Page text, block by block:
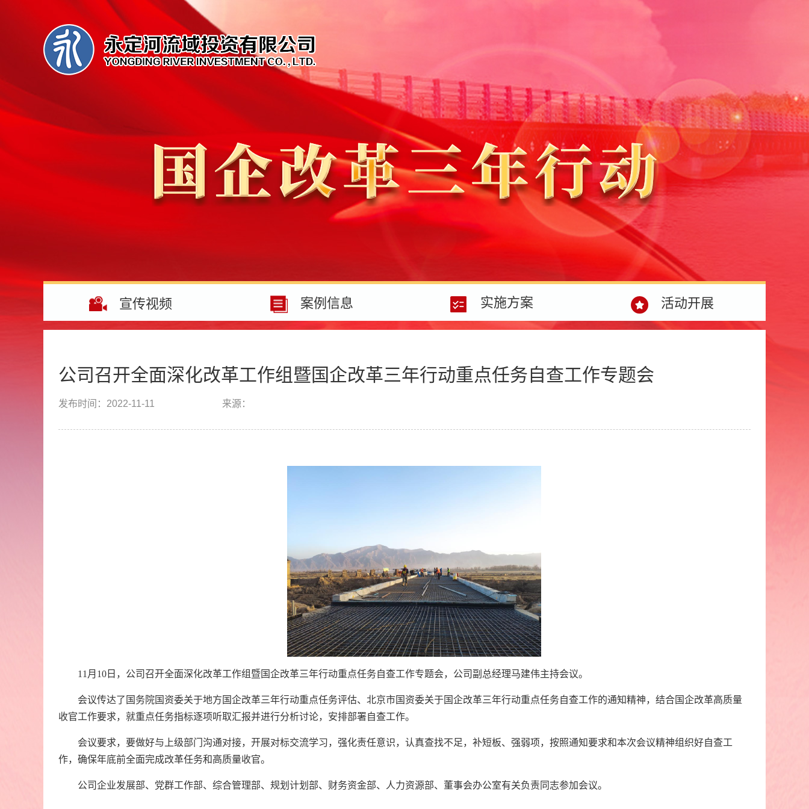
宣传视频 案例信息 实施方案 活动开展
公司召开全面深化改革工作组暨国企改革三年行动重点任务自查工作专题会
发布时间： 2022-11-11 来源：
11月10日，公司召开全面深化改革工作组暨国企改革三年行动重点任务自查工作专题会，公司副总经理马建伟主持会议。
会议传达了国务院国资委关于地方国企改革三年行动重点任务评估、北京市国资委关于国企改革三年行动重点任务自查工作的通知精神，结合国企改革高质量
收官工作要求，就重点任务指标逐项听取汇报并进行分析讨论，安排部署自查工作。
会议要求，要做好与上级部门沟通对接，开展对标交流学习，强化责任意识，认真查找不足，补短板、强弱项，按照通知要求和本次会议精神组织好自查工
作，确保年底前全面完成改革任务和高质量收官。
公司企业发展部、党群工作部、综合管理部、规划计划部、财务资金部、人力资源部、董事会办公室有关负责同志参加会议。